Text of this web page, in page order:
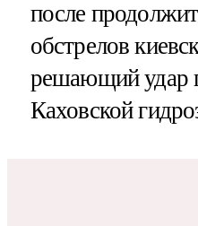
после
обстрелов
решающий удар
Каховской